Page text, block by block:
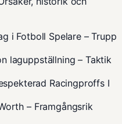
i Fotboll Spelare – Trupp
laguppställning – Taktik
Racingproffs I
– Framgångsrik